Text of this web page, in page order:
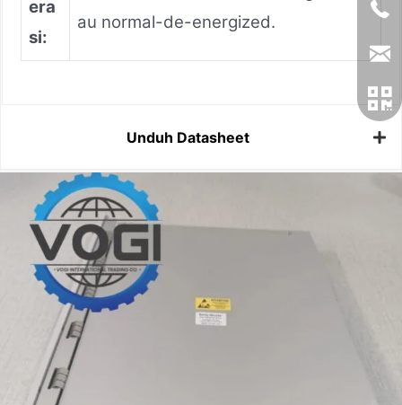
era
si:
au normal-de-energized.
Unduh Datasheet